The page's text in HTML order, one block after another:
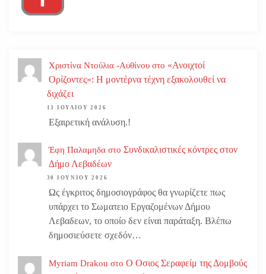
Χριστίνα Ντούλια -Αυθίνου στο «Ανοιχτοί
Ορίζοντες»: Η μοντέρνα τέχνη εξακολουθεί να
διχάζει
13 ΙΟΥΛΊΟΥ 2026
Εξαιρετική ανάλυση.!
Έφη Παλαμηδα στο Συνδικαλιστικές κόντρες στον
Δήμο Λεβαδέων
30 ΙΟΥΝΊΟΥ 2026
Ως έγκριτος δημοσιογράφος θα γνωρίζετε πως
υπάρχει το Σωματειο Εργαζομένων Δήμου
Λεβαδεων, το οποίο δεν είναι παράταξη. Βλέπω
δημοσιεύσετε σχεδόν…
Myriam Drakou στο Ο Οσιος Σεραφείμ της Δομβούς